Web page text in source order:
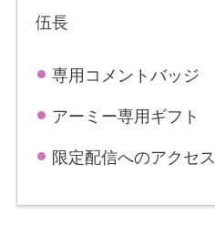
伍長
専用コメントバッジ
アーミー専用ギフト
限定配信へのアクセス